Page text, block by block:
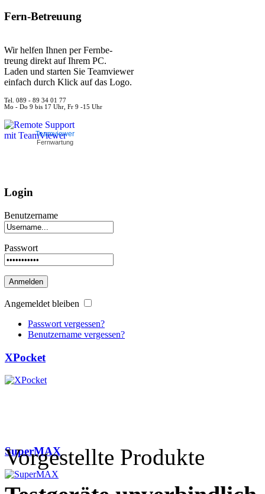
Fern-Betreuung
Wir helfen Ihnen per Fernbe-
treung direkt auf Ihrem PC.
Laden und starten Sie Teamviewer
einfach durch Klick auf das Logo.
Tel. 089 - 89 34 01 77
Mo - Do 9 bis 17 Uhr, Fr 9 -15 Uhr
Teamviewer
Fernwartung
Login
Benutzername
Passwort
Anmelden
Angemeldet bleiben
Passwort vergessen?
Benutzername vergessen?
XPocket
SuperMAX
Vorgestellte Produkte